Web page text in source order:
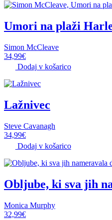
Umori na plaži
Simon McCleave
34,99€
Dodaj v košarico
Lažnivec
Steve Cavanagh
34,99€
Dodaj v košarico
Obljube, ki sva jih
Monica Murphy
32,99€